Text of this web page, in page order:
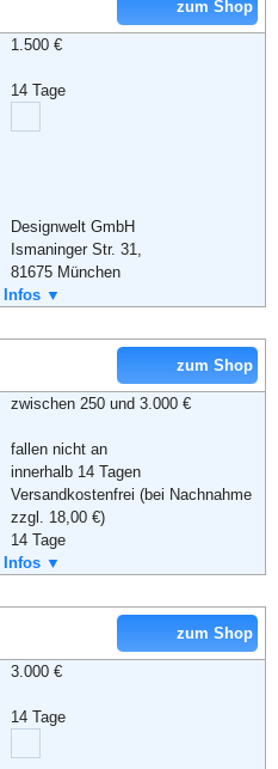
zum Shop
1.500 €
14 Tage
Designwelt GmbH
Ismaninger Str. 31,
81675 München
+49 (0) 89 1222 8060
service@avandeo.de
Blog, AGB
Infos ▼
zum Shop
zwischen 250 und 3.000 €
fallen nicht an
innerhalb 14 Tagen
Versandkostenfrei (bei Nachnahme
zzgl. 18,00 €)
14 Tage
Ja
abgeholt.
Infos ▼
zum Shop
3.000 €
14 Tage